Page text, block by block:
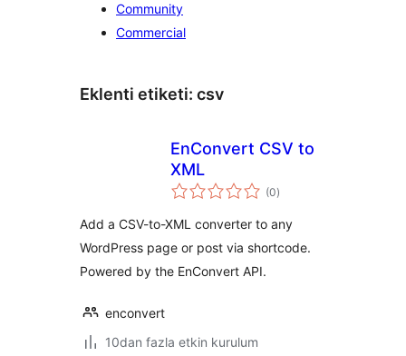
Community
Commercial
Eklenti etiketi: csv
EnConvert CSV to
XML
(0toplam
puan
)
Add a CSV-to-XML converter to any
WordPress page or post via shortcode.
Powered by the EnConvert API.
enconvert
10dan fazla etkin kurulum